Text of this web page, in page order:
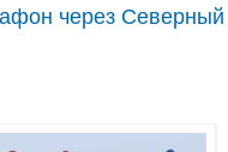
через Северный